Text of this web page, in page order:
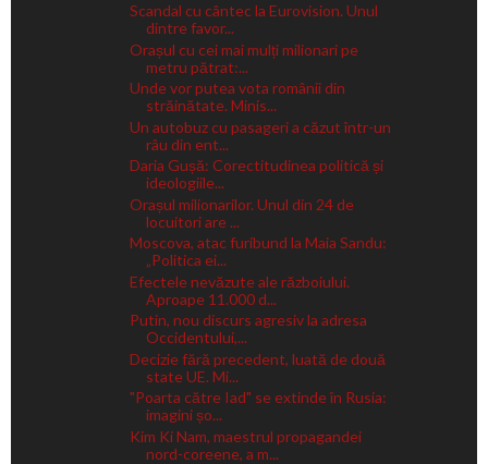
Scandal cu cântec la Eurovision. Unul
dintre favor...
Orașul cu cei mai mulți milionari pe
metru pătrat:...
Unde vor putea vota românii din
străinătate. Minis...
Un autobuz cu pasageri a căzut într-un
râu din ent...
Daria Gușă: Corectitudinea politică și
ideologiile...
Orașul milionarilor. Unul din 24 de
locuitori are ...
Moscova, atac furibund la Maia Sandu:
„Politica ei...
Efectele nevăzute ale războiului.
Aproape 11.000 d...
Putin, nou discurs agresiv la adresa
Occidentului,...
Decizie fără precedent, luată de două
state UE. Mi...
"Poarta către Iad" se extinde în Rusia:
imagini șo...
Kim Ki Nam, maestrul propagandei
nord-coreene, a m...